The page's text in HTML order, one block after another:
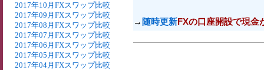
2017年10月FXスワップ比較
2017年09月FXスワップ比較
2017年08月FXスワップ比較
2017年07月FXスワップ比較
2017年06月FXスワップ比較
2017年05月FXスワップ比較
2017年04月FXスワップ比較
→ 随時更新FXの口座開設で現金